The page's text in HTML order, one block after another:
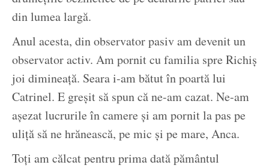
din lumea largă.
Anul acesta, din observator pasiv am devenit un
observator activ. Am pornit cu familia spre Richiș
joi dimineață. Seara i-am bătut în poartă lui
Catrinel. E greșit să spun că ne-am cazat. Ne-am
așezat lucrurile în camere și am pornit la pas pe
uliță să ne hrănească, pe mic și pe mare, Anca.
Toți am călcat pentru prima dată pământul